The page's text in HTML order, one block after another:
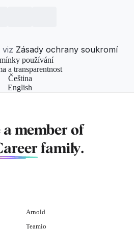
viz Zásady ochrany soukromí
používání
a transparentnost
Čeština
English
a member of
family.
Arnold
Teamio